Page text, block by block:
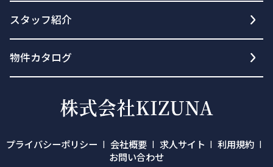
スタッフ紹介
物件カタログ
プライバシーポリシー 会社概要 求人サイト
利用規約
お問い合わせ